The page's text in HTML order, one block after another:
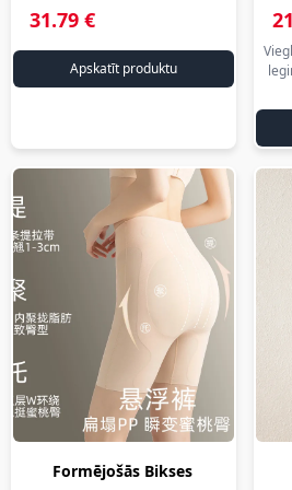
iepirkties
pārliecību.
www.aliexpress.lv на
русском
31.79 €
www.aliexpress.lv
наApskatīt produktu
Formējošās Bikses